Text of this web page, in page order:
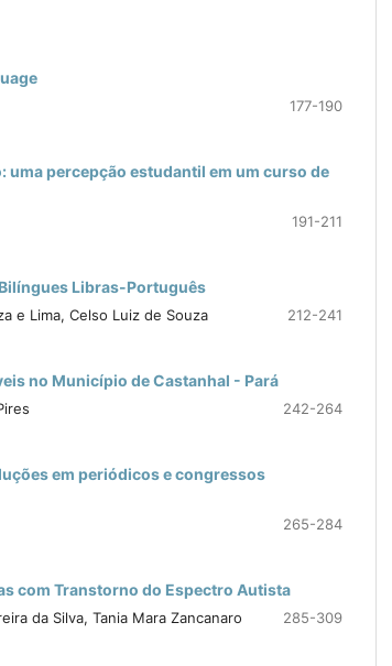
177-190
uma percepção estudantil em um curso de
191-211
Libras-Português
e Lima, Celso Luiz de Souza 212-241
no Município de Castanhal - Pará
242-264
em periódicos e congressos
265-284
com Transtorno do Espectro Autista
da Silva, Tania Mara Zancanaro
285-309